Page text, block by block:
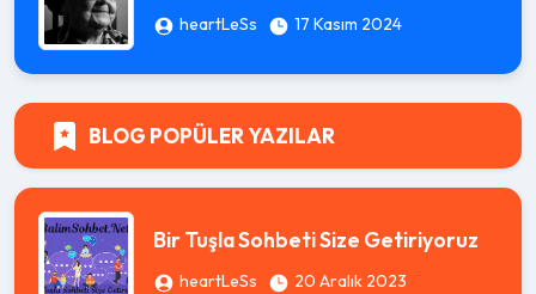
heartLeSs 17 Kasım 2024
BLOG POPÜLER YAZILAR
Bir Tuşla Sohbeti Size Getiriyoruz
heartLeSs 20 Aralık 2023